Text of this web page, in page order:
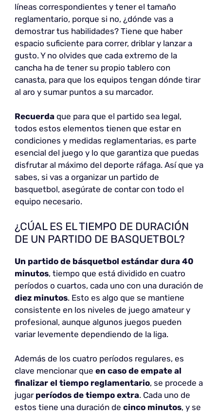
líneas correspondientes y tener el tamaño
reglamentario, porque si no, ¿dónde vas a
demostrar tus habilidades? Tiene que haber
espacio suficiente para correr, driblar y lanzar a
gusto. Y no olvides que cada extremo de la
cancha ha de tener su propio tablero con
canasta, para que los equipos tengan dónde tirar
al aro y sumar puntos a su marcador.
Recuerda que para que el partido sea legal,
todos estos elementos tienen que estar en
condiciones y medidas reglamentarias, es parte
esencial del juego y lo que garantiza que puedas
disfrutar al máximo del deporte ráfaga. Así que ya
sabes, si vas a organizar un partido de
basquetbol, asegúrate de contar con todo el
equipo necesario.
¿CÚAL ES EL TIEMPO DE DURACIÓN
DE UN PARTIDO DE BASQUETBOL?
Un partido de básquetbol estándar dura 40
minutos, tiempo que está dividido en cuatro
períodos o cuartos, cada uno con una duración de
diez minutos. Esto es algo que se mantiene
consistente en los niveles de juego amateur y
profesional, aunque algunos juegos pueden
variar levemente dependiendo de la liga.
Además de los cuatro períodos regulares, es
clave mencionar que en caso de empate al
finalizar el tiempo reglamentario, se procede a
jugar períodos de tiempo extra. Cada uno de
estos tiene una duración de cinco minutos, y se